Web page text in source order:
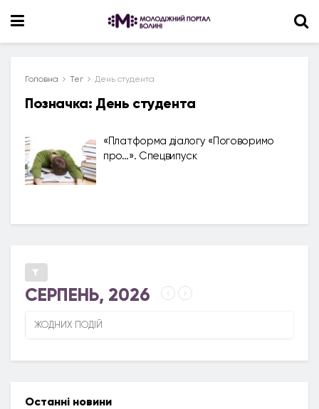
Головна Тег День студента
Позначка: День студента
«Платформа діалогу «Поговоримо
про…». Спецвипуск
СЕРПЕНЬ, 2026
ЖОДНИХ ПОДІЙ
Останні новини